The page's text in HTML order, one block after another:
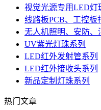
视觉光源专用LED灯
线路板PCB、工控板
无人机照明、安防、
UV紫光灯珠系列
LED红外发射管系列
LED红外接收头系列
新品定制灯珠系列
热门文章